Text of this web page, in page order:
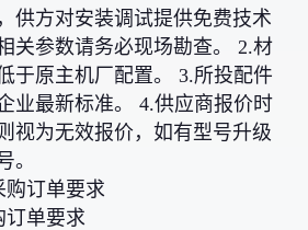
供方对安装调试提供免费技术
关参数请务必现场勘查。 2.材
于原主机厂配置。 3.所投配件
业最新标准。 4.供应商报价时
视为无效报价，如有型号升级
。
购订单要求
订单要求